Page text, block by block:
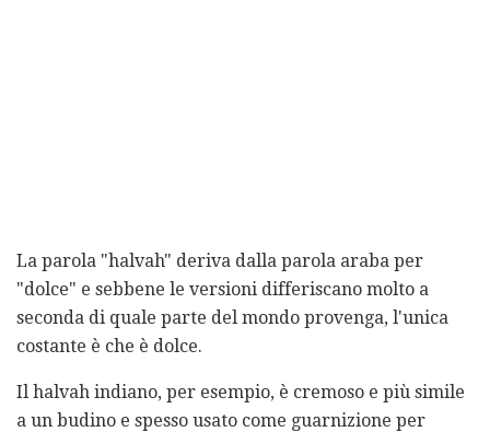
La parola "halvah" deriva dalla parola araba per
"dolce" e sebbene le versioni differiscano molto a
seconda di quale parte del mondo provenga, l'unica
costante è che è dolce.
Il halvah indiano, per esempio, è cremoso e più simile
a un budino e spesso usato come guarnizione per